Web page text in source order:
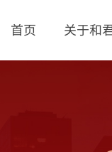
首页 关于和